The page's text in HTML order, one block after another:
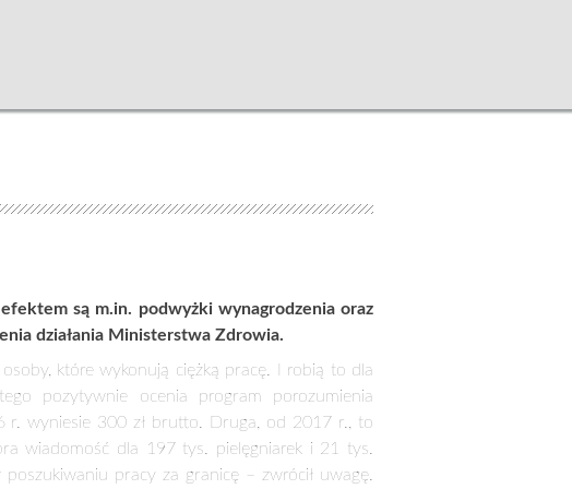
są m.in. podwyżki wynagrodzenia oraz
działania Ministerstwa Zdrowia.
które wykonują ciężką pracę. I robią to dla
pozytywnie ocenia program porozumienia
r. wyniesie 300 zł brutto. Druga, od 2017 r., to
wiadomość dla 197 tys. pielęgniarek i 21 tys.
pracy za granicę – zwrócił uwagę.